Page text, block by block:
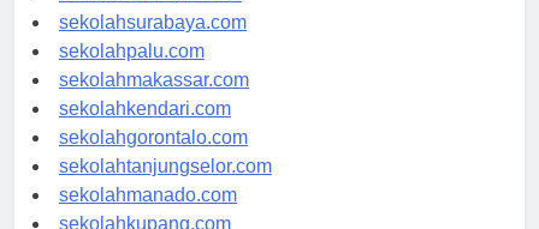
sekolahmataram.com
sekolahsurabaya.com
sekolahpalu.com
sekolahmakassar.com
sekolahkendari.com
sekolahgorontalo.com
sekolahtanjungselor.com
sekolahmanado.com